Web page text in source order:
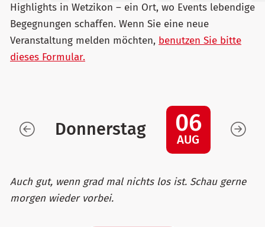
Highlights in Wetzikon – ein Ort, wo Events lebendige
Begegnungen schaffen. Wenn Sie eine neue
Veranstaltung melden möchten, benutzen Sie bitte
dieses Formular.
Donnerstag 06
AUG
Auch gut, wenn grad mal nichts los ist. Schau gerne
morgen wieder vorbei.